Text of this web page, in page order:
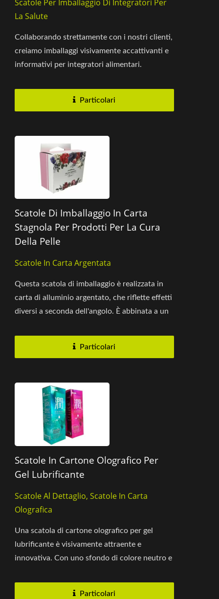
Scatole Per Imballaggio Di Integratori Per
La Salute
Collaborando strettamente con i nostri clienti,
creiamo imballaggi visivamente accattivanti e
informativi per integratori alimentari.
Particolari
Scatole Di Imballaggio In Carta
Stagnola Per Prodotti Per La Cura
Della Pelle
Scatole In Carta Argentata
Questa scatola di imballaggio è realizzata in
carta di alluminio argentato, che riflette effetti
diversi a seconda dell'angolo. È abbinata a un
Particolari
Scatole In Cartone Olografico Per
Gel Lubrificante
Scatole Al Dettaglio, Scatole In Carta
Olografica
Una scatola di cartone olografico per gel
lubrificante è visivamente attraente e
innovativa. Con uno sfondo di colore neutro e
Particolari